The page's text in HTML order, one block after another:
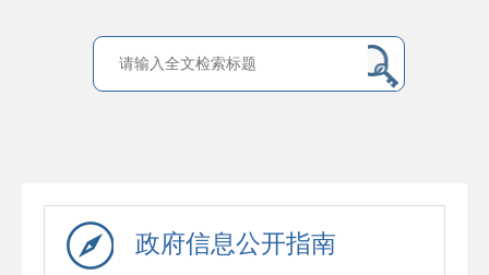
政府信息公开指南